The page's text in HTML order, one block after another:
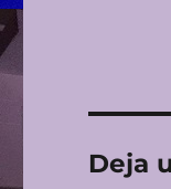
Deja